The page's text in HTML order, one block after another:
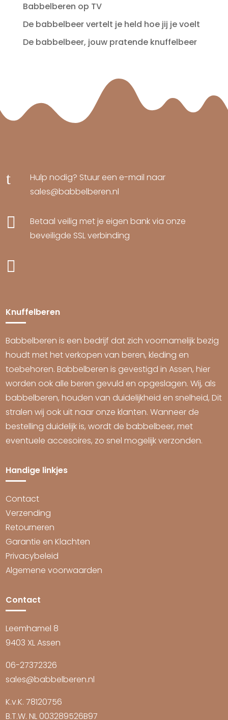
Babbelberen op TV
De babbelbeer vertelt je held hoe jij je voelt
De babbelbeer, jouw pratende knuffelbeer
t
Hulp nodig? Stuur een e-mail naar
sales@babbelberen.nl

Betaal veilig met je eigen bank via onze
beveiligde SSL verbinding

Knuffelberen
Babbelberen is een bedrijf dat zich voornamelijk bezig
houdt met het verkopen van beren, kleding en
toebehoren. Babbelberen is gevestigd in Assen, hier
worden ook alle beren gevuld en opgeslagen. Wij, als
babbelberen, houden van duidelijkheid en snelheid, Dit
stralen wij ook uit naar onze klanten. Wanneer de
bestelling duidelijk is, wordt de babbelbeer, met
eventuele accesoires, zo snel mogelijk verzonden.
Handige linkjes
Contact
Verzending
Retourneren
Garantie en Klachten
Privacybeleid
Algemene voorwaarden
Contact
Leemhamel 8
9403 XL Assen
06-27372326
sales@babbelberen.nl
K.v.K. 78120756
B.T.W. NL 003289526B97